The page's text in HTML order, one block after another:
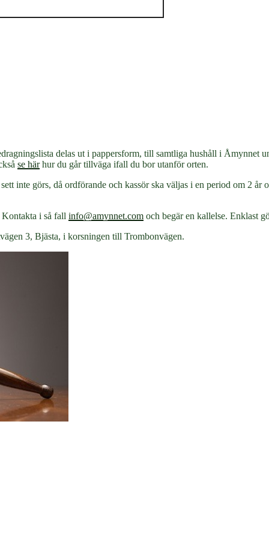
delas ut i pappersform, till samtliga hushåll i Åmynnet
se härhur du går tillväga ifall du bor utanför orten.
inte görs, då ordförande och kassör ska väljas i en period om 2
i så fall info@amynnet.com och begär en kallelse. Enklast
3, Bjästa, i korsningen till Trombonvägen.